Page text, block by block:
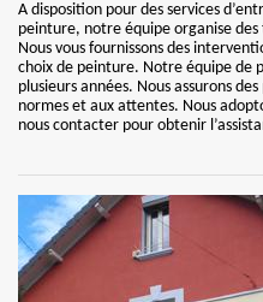
A disposition pour des services
peinture, notre équipe organise
Nous vous fournissons des
choix de peinture. Notre équipe de
plusieurs années. Nous assurons
normes et aux attentes. Nous
nous contacter pour obtenir